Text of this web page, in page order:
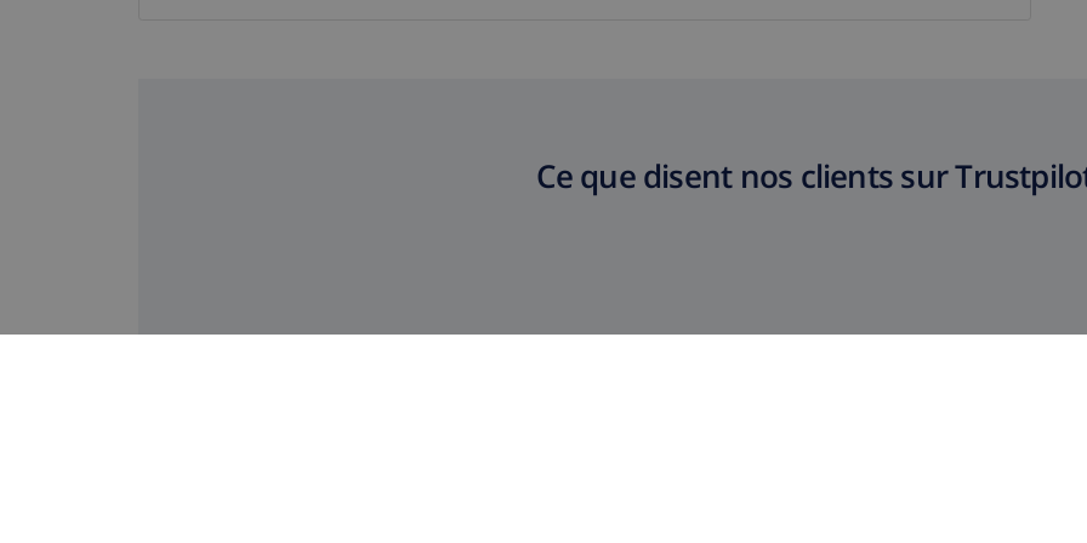
Ce que disent nos clients sur